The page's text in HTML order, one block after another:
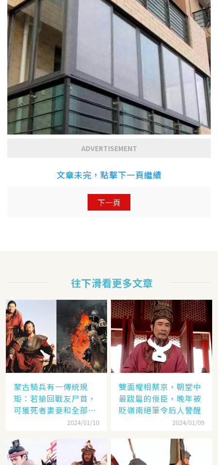
ADVERTISEMENT
文章未完，點擊下一頁繼續
下一頁
往下滑看更多文章
蒙古騎兵有一傳統規
矩：若搶回戰友尸首，
可獲死者妻妾和全部牲
2024/01/10
雙面權相蔡京，朝堂中
最跋扈的佞臣，晚年被
貶嶺南絕筆令后人警醒
2024/01/09